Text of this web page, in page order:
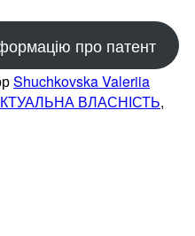
про патент
Shuchkovska Valeriia
ВЛАСНІСТЬ,